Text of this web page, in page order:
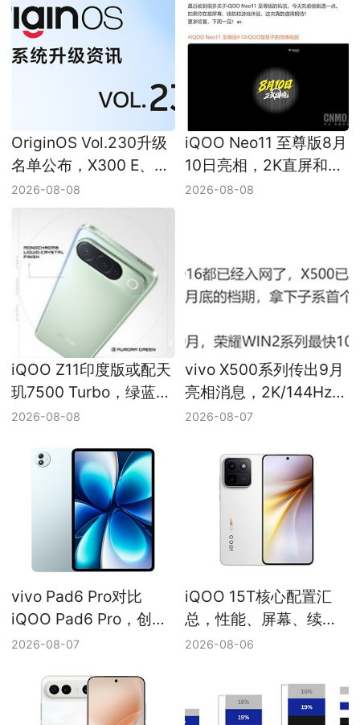
OriginOS Vol.230升级
名单公布，X300 E、
iQOO 12和Z11等机型迎
来新版本
2026-08-08
iQOO Neo11 至尊版8月
10日亮相，2K直屏和
9000mAh以上电池被提
2026-08-08
iQOO Z11印度版或配天
玑7500 Turbo，绿蓝配
色亮相
2026-08-08
vivo X500系列传出9月
亮相消息，2K/144Hz直
屏与2nm平台仍待确认
2026-08-07
vivo Pad6 Pro对比
iQOO Pad6 Pro，创作
办公与电竞大屏定位差
2026-08-07
iQOO 15T核心配置汇
总，性能、屏幕、续航
与游戏能力边界
2026-08-06